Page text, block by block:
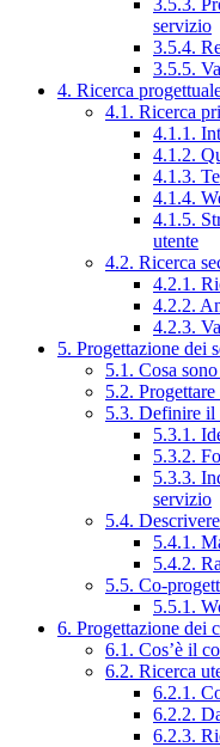
3.5.3.
servizio
3.5.4.
3.5.5.
4. Ricerca
4.1. Ricerca
4.1.1.
4.1.2.
4.1.3.
4.1.4.
4.1.5.
utente
4.2. Ricerca
4.2.1.
4.2.2.
4.2.3.
5. Progettazione dei
5.1. Cosa
5.2.
5.3. Definire il
5.3.1.
5.3.2.
5.3.3.
servizio
5.4.
5.4.1.
5.4.2.
5.5. Co-
5.5.1.
6. Progettazione dei
6.1. Cos’è il
6.2. Ricerca
6.2.1.
6.2.2.
6.2.3.